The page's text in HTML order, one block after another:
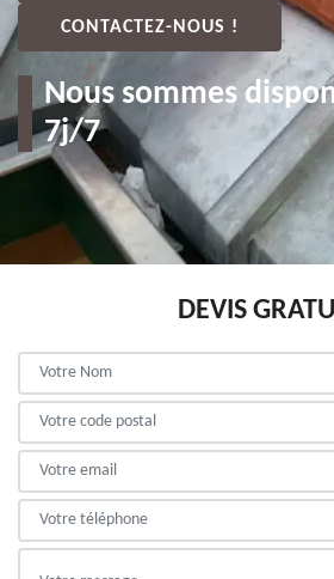
CONTACTEZ-NOUS !
Nous sommes
7j/7
DEVIS